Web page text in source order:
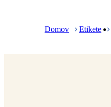
Domov Etikete